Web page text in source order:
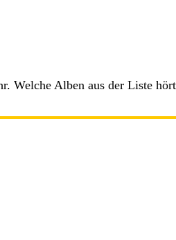
Welche Alben aus der Liste